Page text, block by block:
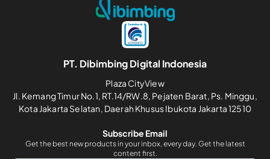
PT. Dibimbing Digital Indonesia
Plaza CityView
Jl. Kemang Timur No.1, RT.14/RW.8, Pejaten Barat, Ps. Minggu,
Kota Jakarta Selatan, Daerah Khusus Ibukota Jakarta 12510
Subscribe Email
Get the best new products in your inbox, every day. Get the latest
content first.